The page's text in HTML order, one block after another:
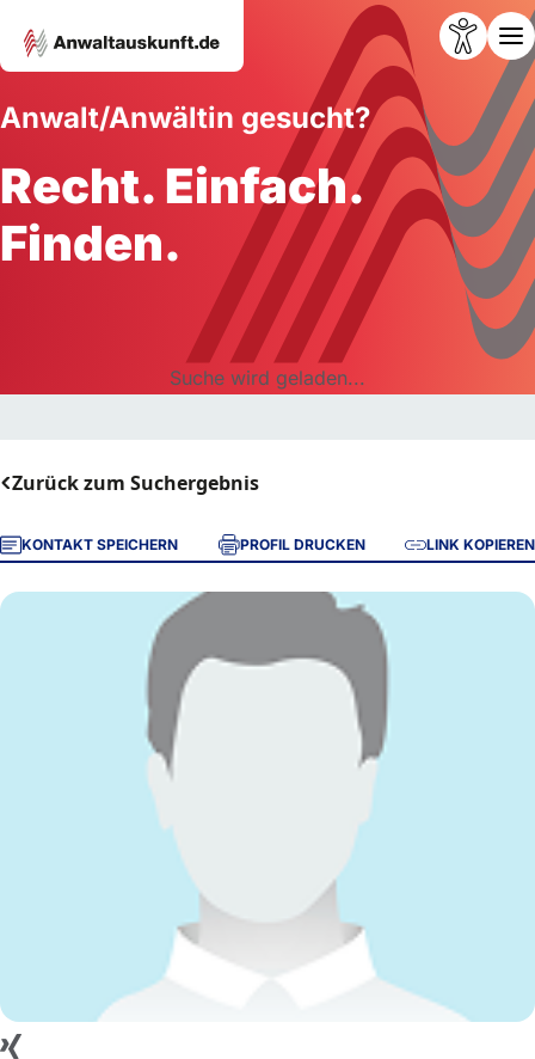
Anwalt/Anwältin gesucht?
Recht. Einfach.
Finden.
Suche wird geladen...
Zurück zum Suchergebnis
KONTAKT SPEICHERN PROFIL DRUCKEN LINK KOPIEREN